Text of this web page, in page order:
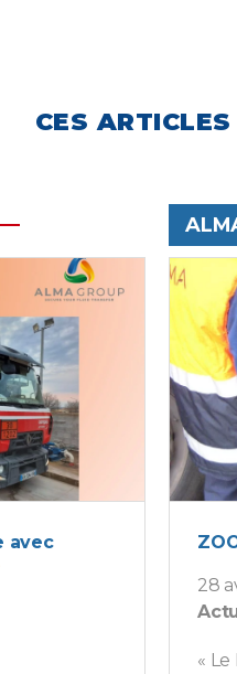
CES
avec
28
«